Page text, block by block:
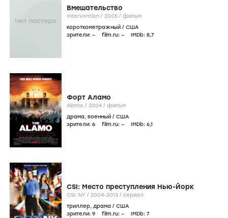
Вмешательство
Intervention / 2005 / фильм
короткометражный / США
зрители: – film.ru: – IMDb: 8,7
Форт Аламо
Alamo / 2004 / фильм
драма, военный / США
зрители: 6 film.ru: – IMDb: 6,1
CSI: Место преступления Нью-Йорк
CSI: NY / 2004-2013 / сериал
триллер, драма / США
зрители: 9 film.ru: – IMDb: 7